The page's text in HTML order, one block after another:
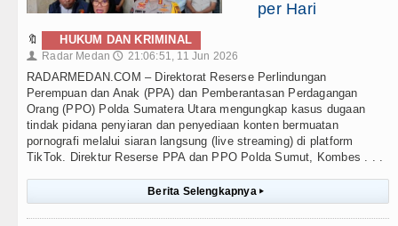
per Hari
🔖 HUKUM DAN KRIMINAL
👤 Radar Medan 🕔 21:06:51, 11 Jun 2026
RADARMEDAN.COM – Direktorat Reserse Perlindungan
Perempuan dan Anak (PPA) dan Pemberantasan Perdagangan
Orang (PPO) Polda Sumatera Utara mengungkap kasus dugaan
tindak pidana penyiaran dan penyediaan konten bermuatan
pornografi melalui siaran langsung (live streaming) di platform
TikTok. Direktur Reserse PPA dan PPO Polda Sumut, Kombes . . .
Berita Selengkapnya ▸